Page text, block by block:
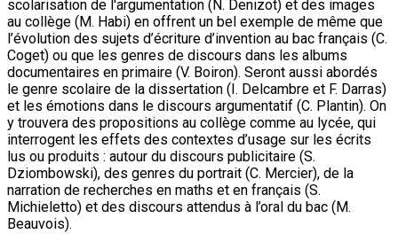
scolarisation de l'argumentation (N. Denizot) et des images
au collège (M. Habi) en offrent un bel exemple de même que
l’évolution des sujets d’écriture d’invention au bac français (C.
Coget) ou que les genres de discours dans les albums
documentaires en primaire (V. Boiron). Seront aussi abordés
le genre scolaire de la dissertation (I. Delcambre et F. Darras)
et les émotions dans le discours argumentatif (C. Plantin). On
y trouvera des propositions au collège comme au lycée, qui
interrogent les effets des contextes d’usage sur les écrits
lus ou produits : autour du discours publicitaire (S.
Dziombowski), des genres du portrait (C. Mercier), de la
narration de recherches en maths et en français (S.
Michieletto) et des discours attendus à l’oral du bac (M.
Beauvois).